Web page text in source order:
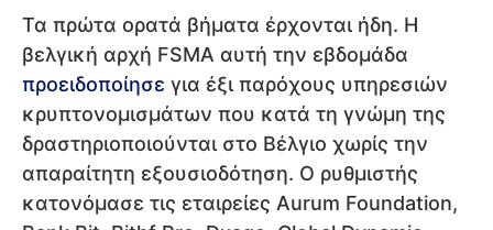
Τα πρώτα ορατά βήματα έρχονται ήδη. Η
βελγική αρχή FSMA αυτή την εβδομάδα
προειδοποίησε για έξι παρόχους υπηρεσιών
κρυπτονομισμάτων που κατά τη γνώμη της
δραστηριοποιούνται στο Βέλγιο χωρίς την
απαραίτητη εξουσιοδότηση. Ο ρυθμιστής
κατονόμασε τις εταιρείες Aurum Foundation,